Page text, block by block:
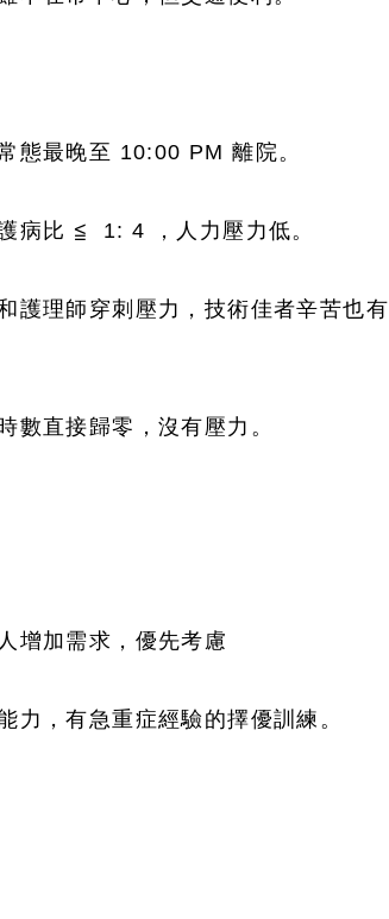
態最晚至 10:00 PM 離院。
病比 ≦ 1: 4 ，人力壓力低。
護理師穿刺壓力，技術佳者辛苦也有
數直接歸零，沒有壓力。
增加需求，優先考慮
力，有急重症經驗的擇優訓練。